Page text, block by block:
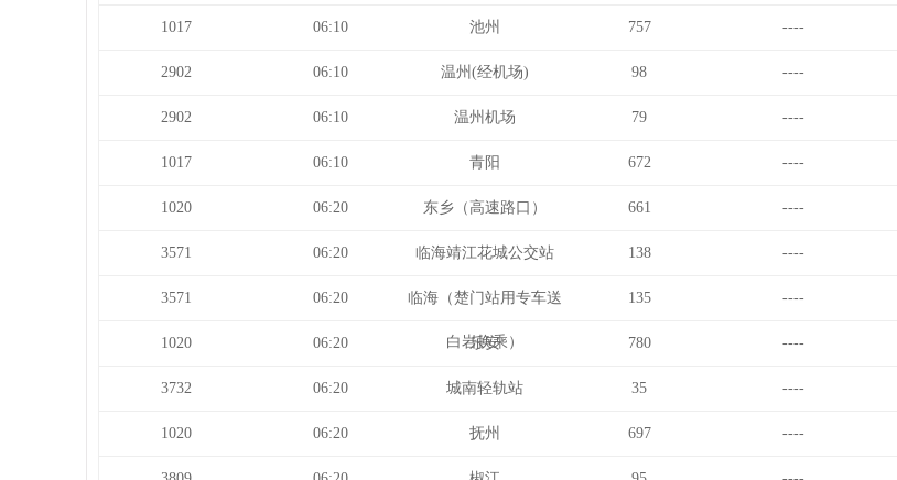
1017 06:10 池州 757 ----
2902 06:10 温州(经机场) 98 ----
2902 06:10 温州机场 79 ----
1017 06:10 青阳 672 ----
1020 06:20 东乡（高速路口） 661 ----
3571 06:20 临海靖江花城公交站 138 ----
3571 06:20 临海（楚门站用专车送
白岩换乘）
135 ----
1020 06:20 乐安 780 ----
3732 06:20 城南轻轨站 35 ----
1020 06:20 抚州 697 ----